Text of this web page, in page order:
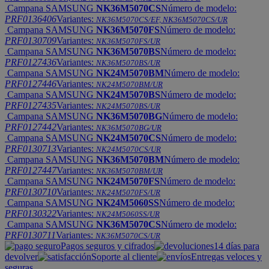
Campana SAMSUNG NK36M5070CSNúmero de modelo:
PRF0136406Variantes: NK36M5070CS/EF, NK36M5070CS/UR
Campana SAMSUNG NK36M5070FSNúmero de modelo:
PRF0130709Variantes: NK36M5070FS/UR
Campana SAMSUNG NK36M5070BSNúmero de modelo:
PRF0127436Variantes: NK36M5070BS/UR
Campana SAMSUNG NK24M5070BMNúmero de modelo:
PRF0127446Variantes: NK24M5070BM/UR
Campana SAMSUNG NK24M5070BSNúmero de modelo:
PRF0127435Variantes: NK24M5070BS/UR
Campana SAMSUNG NK36M5070BGNúmero de modelo:
PRF0127442Variantes: NK36M5070BG/UR
Campana SAMSUNG NK24M5070CSNúmero de modelo:
PRF0130713Variantes: NK24M5070CS/UR
Campana SAMSUNG NK36M5070BMNúmero de modelo:
PRF0127447Variantes: NK36M5070BM/UR
Campana SAMSUNG NK24M5070FSNúmero de modelo:
PRF0130710Variantes: NK24M5070FS/UR
Campana SAMSUNG NK24M5060SSNúmero de modelo:
PRF0130322Variantes: NK24M5060SS/UR
Campana SAMSUNG NK36M5070CSNúmero de modelo:
PRF0130711Variantes: NK36M5070CS/UR
Pagos seguros y cifrados
14 días para
devolver
Soporte al cliente
Entregas veloces y